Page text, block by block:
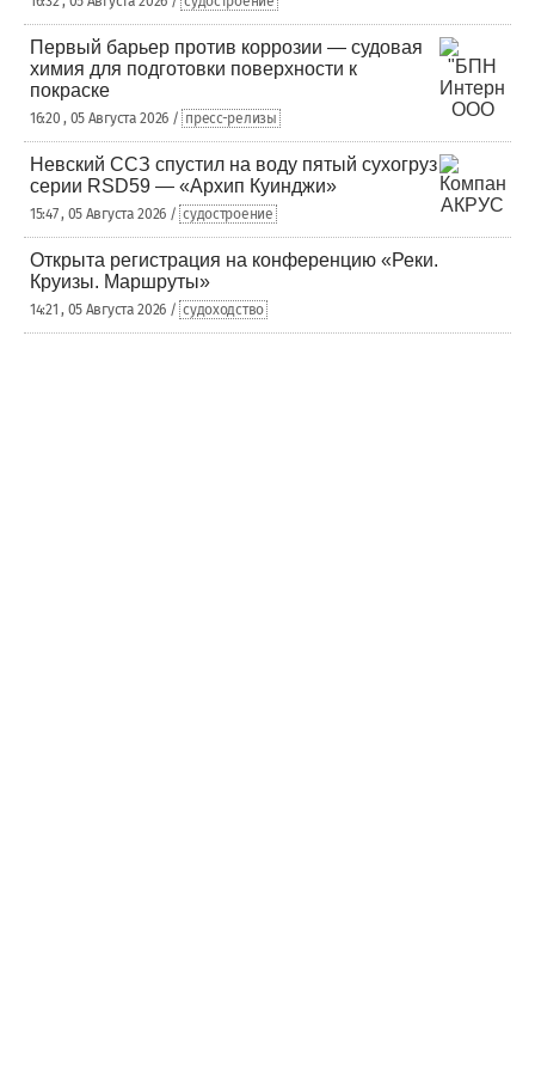
Первый барьер против коррозии — судовая
химия для подготовки поверхности к
покраске
16:20 , 05 Августа 2026 / пресс-релизы
Невский ССЗ спустил на воду пятый сухогруз
серии RSD59 — «Архип Куинджи»
15:47 , 05 Августа 2026 / судостроение
Открыта регистрация на конференцию «Реки.
Круизы. Маршруты»
14:21 , 05 Августа 2026 / судоходство